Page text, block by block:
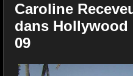
Caroline
dans Hollywood
09